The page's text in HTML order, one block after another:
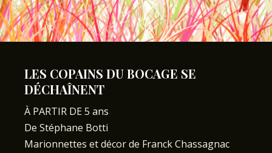
LES COPAINS DU BOCAGE SE
DÉCHAÎNENT
À PARTIR DE 5 ans
De Stéphane Botti
Marionnettes et décor de Franck Chassagnac